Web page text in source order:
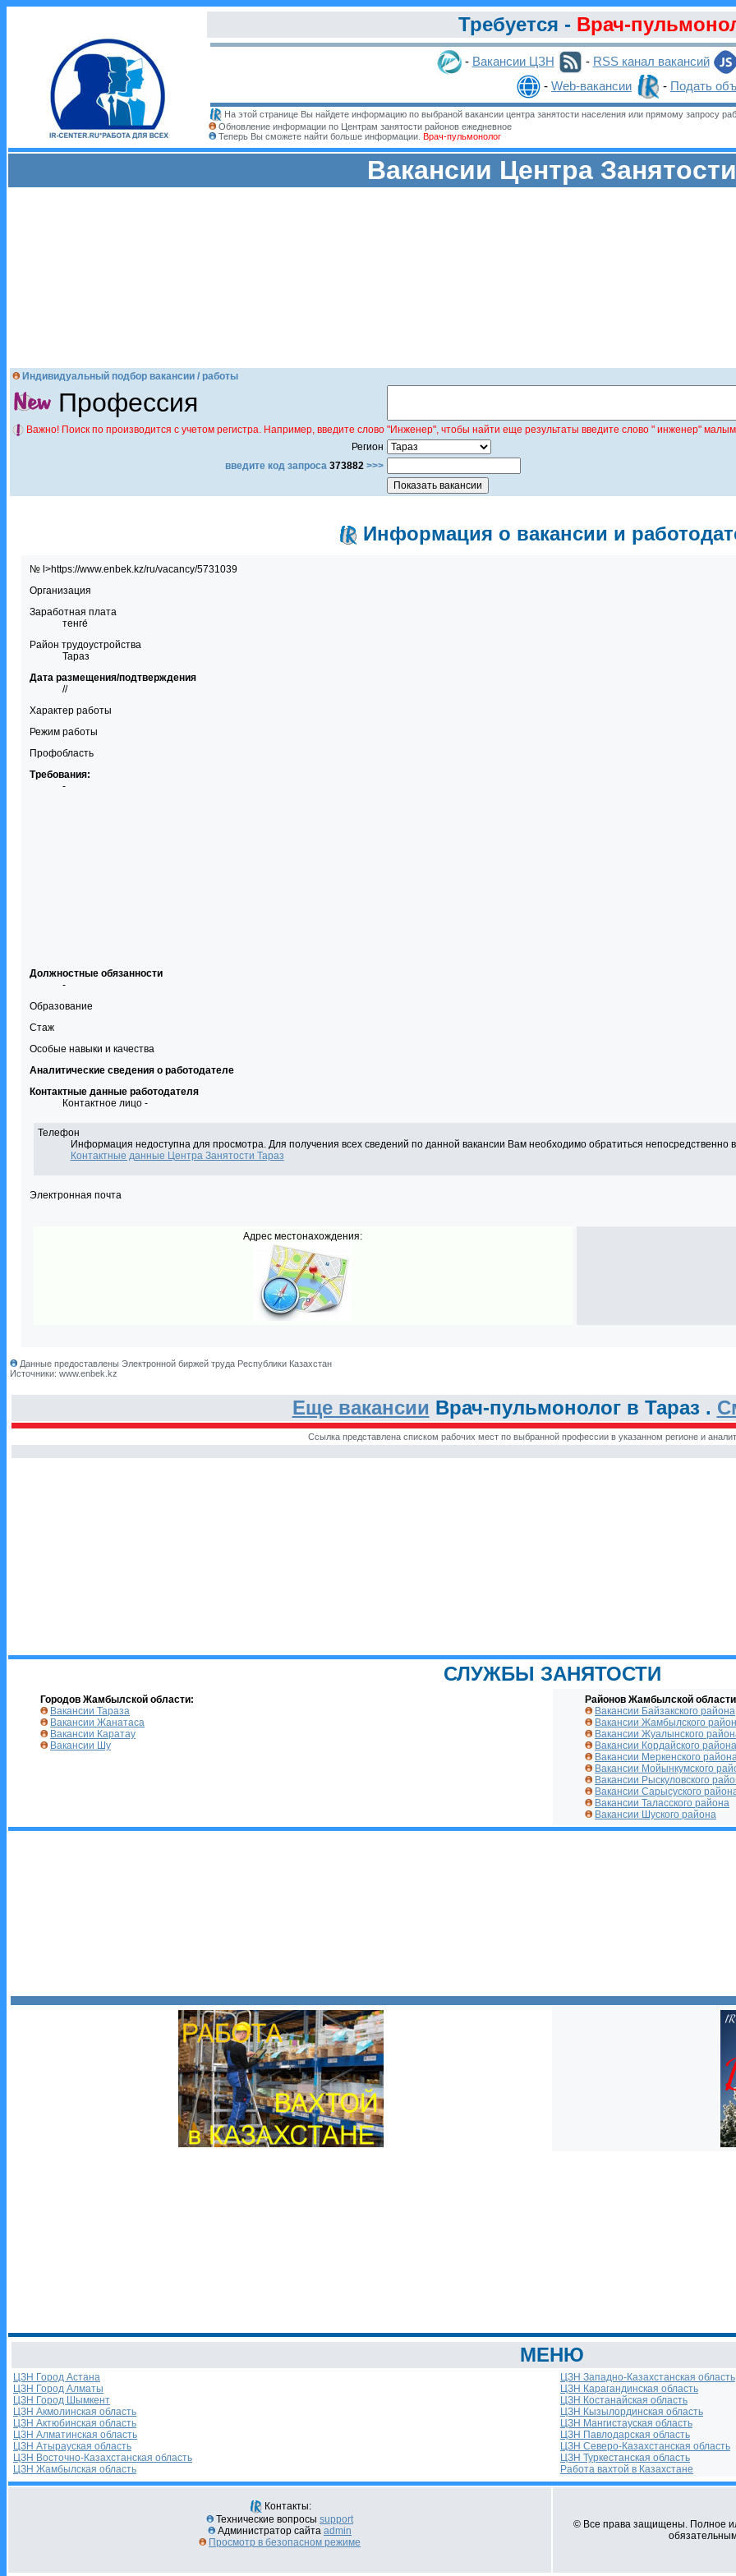
Требуется - Врач-
- Вакансии ЦЗН - RSS канал вакансий
- Web-вакансии - Подать
На этой странице Вы найдете информацию по выбраной вакансии центра занятости населения или прямому запросу
Обновление информации по Центрам занятости районов ежедневное
Теперь Вы сможете найти больше информации. Врач-пульмонолог
Вакансии Центра Занятости
Индивидуальный подбор вакансии / работы
Профессия
Важно! Поиск по производится с учетом регистра. Например, введите слово "Инженер", чтобы найти еще результаты введите слово " инженер"
Регион
введите код запроса 373882 >>>
Информация о вакансии и
№ l>https://www.enbek.kz/ru/vacancy/5731039
Организация
Заработная плата
тенге́
Район трудоустройства
Тараз
Дата размещения/подтверждения
//
Характер работы
Режим работы
Профобласть
Требования:
-
Должностные обязанности
-
Образование
Стаж
Особые навыки и качества
Аналитические сведения о работодателе
Контактные данные работодателя
Контактное лицо -
Телефон
Информация недоступна для просмотра. Для получения всех сведений по данной вакансии Вам необходимо обратиться
Контактные данные Центра Занятости Тараз
Электронная почта
Адрес местонахождения:
Данные предоставлены Электронной биржей труда Республики Казахстан
Источники: www.enbek.kz
Еще вакансии Врач-пульмонолог в Тараз .
Ссылка представлена списком рабочих мест по выбранной профессии в указанном регионе и
СЛУЖБЫ ЗАНЯТОСТИ
Городов Жамбылской области:
Вакансии Тараза
Вакансии Жанатаса
Вакансии Каратау
Вакансии Шу
Районов Жамбылской
Вакансии Байзакского района
Вакансии Жамбылского
Вакансии Жуалынского
Вакансии Кордайского района
Вакансии Меркенского
Вакансии Мойынкумского
Вакансии Рыскуловского
Вакансии Сарысуского
Вакансии Таласского района
Вакансии Шуского района
МЕНЮ
ЦЗН Город Астана
ЦЗН Город Алматы
ЦЗН Город Шымкент
ЦЗН Акмолинская область
ЦЗН Актюбинская область
ЦЗН Алматинская область
ЦЗН Атырауская область
ЦЗН Восточно-Казахстанская область
ЦЗН Жамбылская область
ЦЗН Западно-Казахстанская область
ЦЗН Карагандинская область
ЦЗН Костанайская область
ЦЗН Кызылординская область
ЦЗН Мангистауская область
ЦЗН Павлодарская область
ЦЗН Северо-Казахстанская область
ЦЗН Туркестанская область
Работа вахтой в Казахстане
Контакты:
Технические вопросы support
Администратор сайта admin
Просмотр в безопасном режиме
© Все права защищены. Полное